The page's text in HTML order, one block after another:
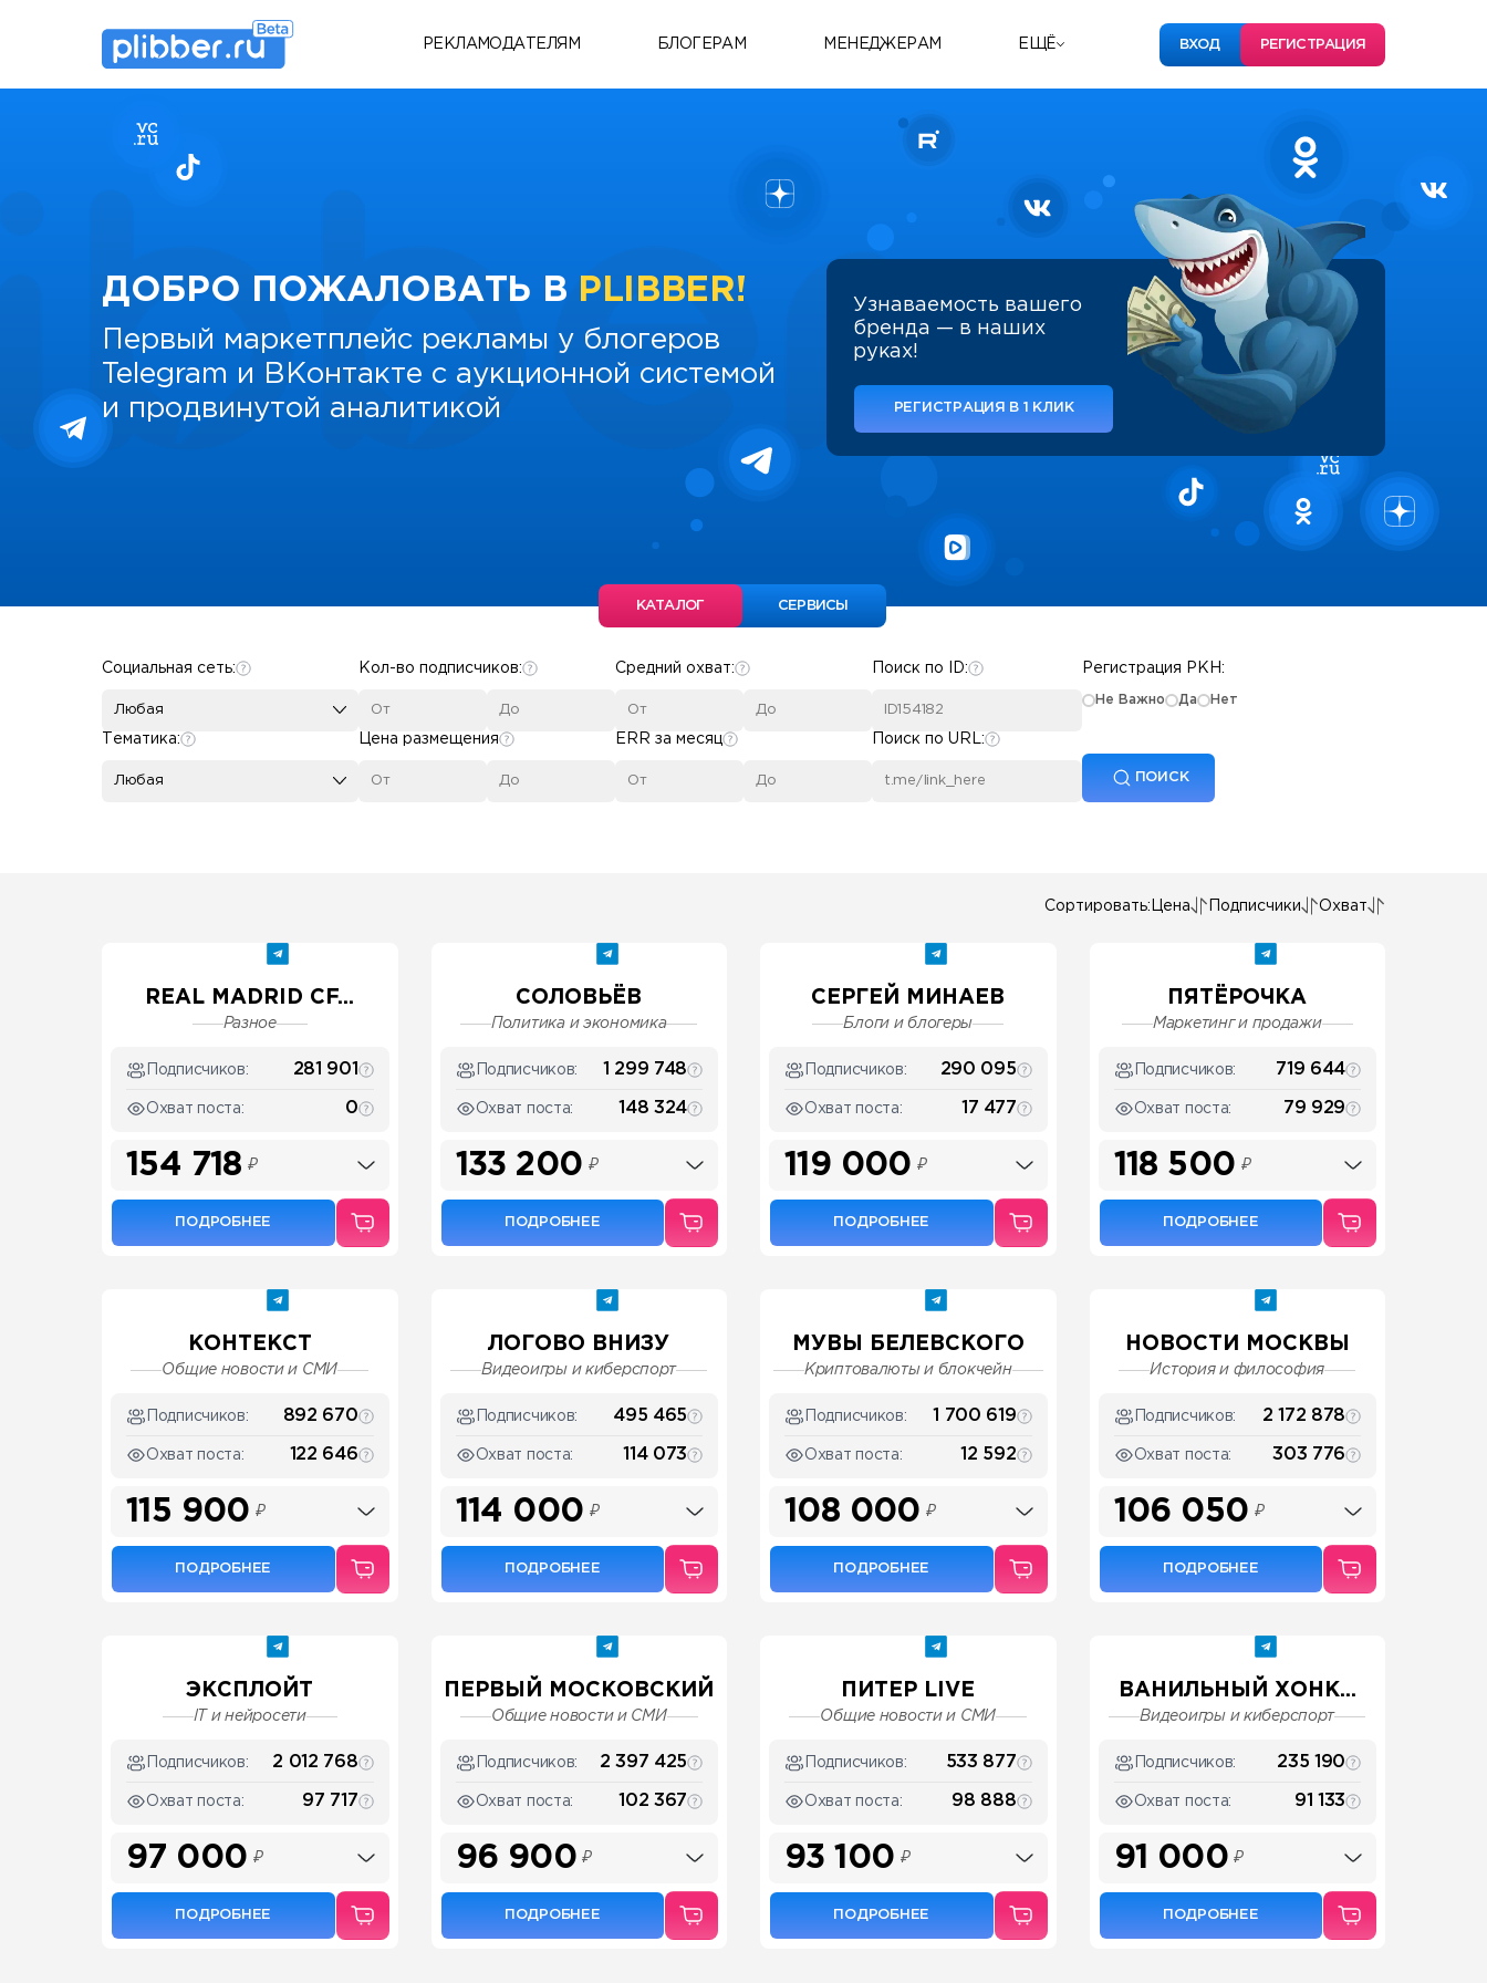
РЕКЛАМОДАТЕЛЯМ БЛОГЕРАМ МЕНЕДЖЕРАМ ЕЩЁ ВХОД РЕГИСТРАЦИЯ
ДОБРО ПОЖАЛОВАТЬ В PLIBBER!
Первый маркетплейс рекламы у блогеров
Telegram и ВКонтакте с аукционной системой
и продвинутой аналитикой
Узнаваемость вашего
бренда — в наших
руках!
РЕГИСТРАЦИЯ В 1 КЛИК
КАТАЛОГ СЕРВИСЫ
Тематика:
Любая
Социальная сеть:
Любая
Кол-во подписчиков:
Цена размещения
Средний охват:
ERR за месяц
Поиск по ID:
Поиск по URL:
Регистрация РКН:
Не Важно Да Нет
ПОИСК
Сортировать: Цена Подписчики Охват
REAL MADRID CF...
Разное
Подписчиков: 281 901
Охват поста: 0
154 718 ₽
ПОДРОБНЕЕ
СОЛОВЬЁВ
Политика и экономика
Подписчиков: 1 299 748
Охват поста: 148 324
133 200 ₽
ПОДРОБНЕЕ
СЕРГЕЙ МИНАЕВ
Блоги и блогеры
Подписчиков: 290 095
Охват поста: 17 477
119 000 ₽
ПОДРОБНЕЕ
ПЯТЁРОЧКА
Маркетинг и продажи
Подписчиков: 719 644
Охват поста: 79 929
118 500 ₽
ПОДРОБНЕЕ
КОНТЕКСТ
Общие новости и СМИ
Подписчиков: 892 670
Охват поста: 122 646
115 900 ₽
ПОДРОБНЕЕ
ЛОГОВО ВНИЗУ
Видеоигры и киберспорт
Подписчиков: 495 465
Охват поста: 114 073
114 000 ₽
ПОДРОБНЕЕ
МУВЫ БЕЛЕВСКОГО
Криптовалюты и блокчейн
Подписчиков: 1 700 619
Охват поста: 12 592
108 000 ₽
ПОДРОБНЕЕ
НОВОСТИ МОСКВЫ
История и философия
Подписчиков: 2 172 878
Охват поста: 303 776
106 050 ₽
ПОДРОБНЕЕ
ЭКСПЛОЙТ
IT и нейросети
Подписчиков: 2 012 768
Охват поста: 97 717
97 000 ₽
ПОДРОБНЕЕ
ПЕРВЫЙ МОСКОВСКИЙ
Общие новости и СМИ
Подписчиков: 2 397 425
Охват поста: 102 367
96 900₽
ПОДРОБНЕЕ
ПИТЕР LIVE
Общие новости и СМИ
Подписчиков: 533 877
Охват поста: 98 888
93 100 ₽
ПОДРОБНЕЕ
ВАНИЛЬНЫЙ ХОНК...
Видеоигры и киберспорт
Подписчиков: 235 190
Охват поста: 91 133
91 000₽
ПОДРОБНЕЕ